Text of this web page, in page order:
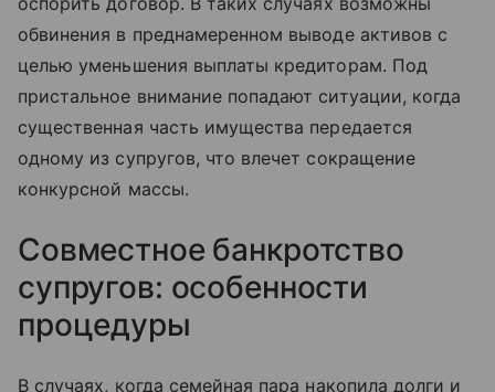
обвинения в преднамеренном выводе активов с
целью уменьшения выплаты кредиторам. Под
пристальное внимание попадают ситуации, когда
существенная часть имущества передается
одному из супругов, что влечет сокращение
конкурсной массы.
Совместное банкротство
супругов: особенности
процедуры
В случаях, когда семейная пара накопила долги и